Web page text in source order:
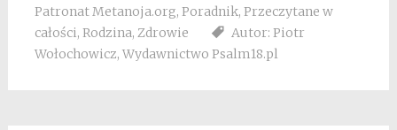
Patronat Metanoja.org, Poradnik, Przeczytane w
całości, Rodzina, Zdrowie
Autor: Piotr
Wołochowicz, Wydawnictwo Psalm18.pl